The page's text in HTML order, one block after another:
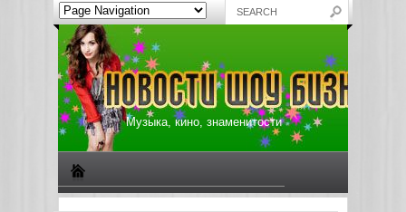
Музыка, кино, знаменитости